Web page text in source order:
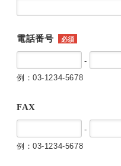
電話番号 必須
-
例：03-1234-5678
FAX
-
例：03-1234-5678